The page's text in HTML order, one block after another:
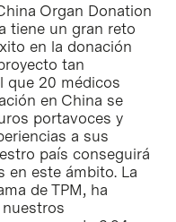
Organ Donation
tiene un gran reto
en la donación
tan
que 20 médicos
en China se
portavoces y
a sus
país conseguirá
en este ámbito. La
de TPM, ha